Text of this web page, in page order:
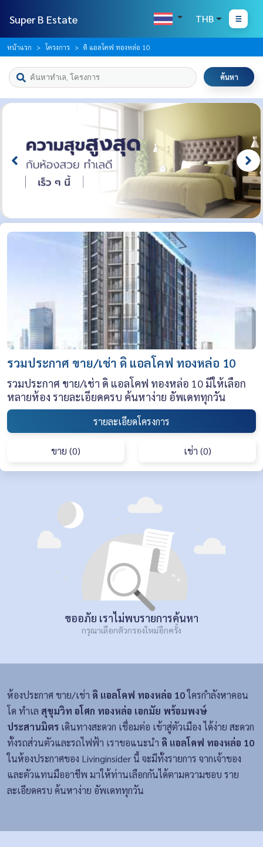
Super B Estate THB
หน้าแรก โครงการ ดิ แอลโคฟ ทองหล่อ 10
ค้นหา
รวมประกาศ ขาย/เช่า ดิ แอลโคฟ ทองหล่อ 10
รวมประกาศ ขาย/เช่า ดิ แอลโคฟ ทองหล่อ 10 มีให้เลือก
หลายห้อง รายละเอียดครบ ค้นหาง่าย อัพเดททุกวัน
รายละเอียดโครงการ
ขาย (0) เช่า (0)
ขออภัย เราไม่พบรายการค้นหา
กรุณาเลือกตัวกรองใหม่อีกครั้ง
ห้องประกาศ ขาย/เช่า ดิ แอลโคฟ ทองหล่อ 10ใครกำลังหาคอน
โด ทำเล สุขุมวิท อโศก ทองหล่อ เอกมัย พร้อมพงษ์
ประสานมิตร เดินทางสะดวก เชื่อมต่อ เข้าสู่ตัวเมือง ได้ง่าย สะดวก
ทั้งรถส่วนตัวและรถไฟฟ้า เราขอแนะนำ ดิ แอลโคฟ ทองหล่อ 10
ในห้องประกาศของ Livinginsider นี้ จะมีทั้งรายการ จากเจ้าของ
และตัวแทนมืออาชีพ มาให้ท่านเลือกกันได้ตามความชอบ ราย
ละเอียดครบ ค้นหาง่าย อัพเดททุกวัน